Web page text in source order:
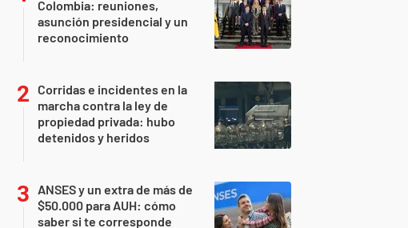
Colombia: reuniones,
asunción presidencial y un
reconocimiento
Corridas e incidentes en la
marcha contra la ley de
propiedad privada: hubo
detenidos y heridos
ANSES y un extra de más de
$50.000 para AUH: cómo
saber si te corresponde